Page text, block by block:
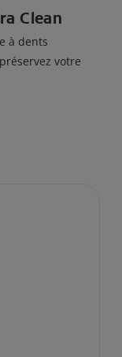
Clean
à dents
votre